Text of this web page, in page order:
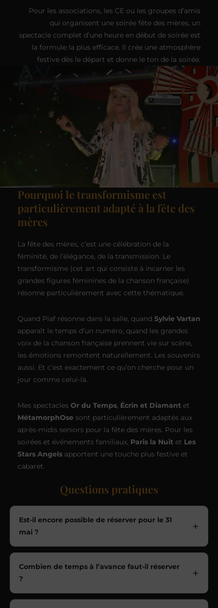
Pour les associations, les CE ou les groupes d’amis
qui organisent une soirée fête des mères, un
spectacle complet d’une heure en début de soirée est
la formule la plus efficace. Il crée une atmosphère
festive dès le départ et donne le ton de la soirée.
Pourquoi le transformisme est
particulièrement adapté à la fête des
mères
La fête des mères, c’est une célébration de la
féminité, de l’élégance, de la transmission. Le
transformisme (cet art qui consiste à incarner les
grandes figures féminines de la chanson française)
résonne particulièrement avec cette thématique.
Quand Piaf résonne dans la salle, quand Sylvie Vartan
apparaît le temps d’un numéro, quand les grandes
voix de la chanson française prennent vie sur scène,
les émotions remontent naturellement. Les souvenirs
aussi. Et c’est exactement ce qu’on cherche pour un
jour comme celui-là.
Mes spectacles Or du Temps, Écrin et Diamantet
MétamorphOse sont particulièrement adaptés aux
après-midis seniors pour la fête des mères. Pour les
soirées et événements familiaux, Paris la Nuitet Les
Stars Angelsapportent une touche plus festive et
cabaret.
Questions pratiques
Est-il encore possible de réserver pour le 31
mai ?
Combien de temps à l’avance faut-il réserver
?